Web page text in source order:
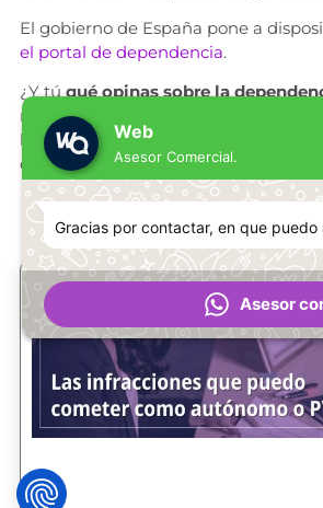
El gobierno de España pone a
el portal de dependencia.
¿Y túqué opinas sobre la
necesidad de tener un
la «atención»? Deja tu opinión en el
comentarios.
Otros post que
Web
Asesor Comercial.
Gracias por contactar, en que puedo
Asesor